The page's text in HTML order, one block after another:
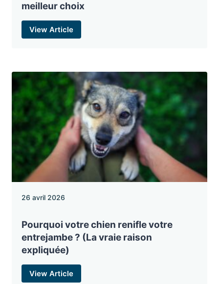
meilleur choix
View Article
26 avril 2026
Pourquoi votre chien renifle votre
entrejambe ? (La vraie raison
expliquée)
View Article